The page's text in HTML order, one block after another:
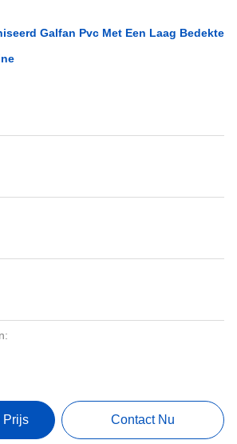
Galfan Pvc Met Een Laag Bedekte
Prijs Contact Nu